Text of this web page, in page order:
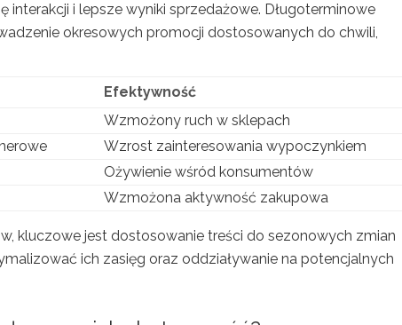
i lepsze wyniki sprzedażowe. Długoterminowe
okresowych promocji dostosowanych do chwili,
Efektywność
Wzmożony ruch w sklepach
Wzrost zainteresowania wypoczynkiem
Ożywienie wśród konsumentów
Wzmożona aktywność zakupowa
kluczowe jest dostosowanie treści do sezonowych zmian
ich zasięg oraz oddziaływanie na potencjalnych